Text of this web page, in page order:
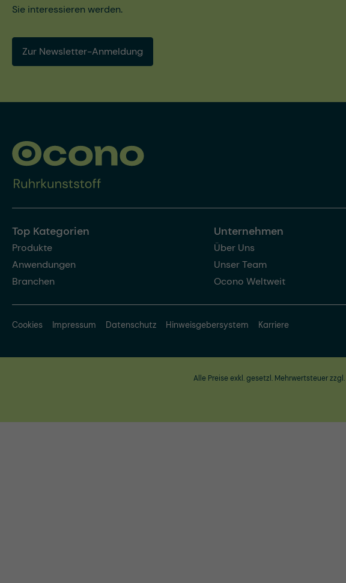
Sie interessieren werden.
Zur Newsletter-Anmeldung
Top Kategorien
Produkte
Anwendungen
Branchen
Unternehmen
Über Uns
Unser Team
Ocono Weltweit
Cookies Impressum Datenschutz Hinweisgebersystem Karriere
Alle Preise exkl. gesetzl. Mehrwertsteuer zzgl.